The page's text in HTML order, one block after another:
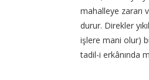
mahalleye zararı
durur. Direkler
işlere mani olur)
tadil-i erkânında